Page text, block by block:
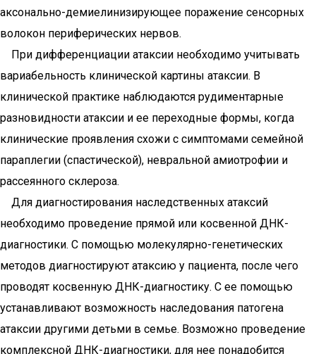
аксонально-демиелинизирующее поражение сенсорных
волокон периферических нервов.
При дифференциации атаксии необходимо учитывать
вариабельность клинической картины атаксии. В
клинической практике наблюдаются рудиментарные
разновидности атаксии и ее переходные формы, когда
клинические проявления схожи с симптомами семейной
параплегии (спастической), невральной амиотрофии и
рассеянного склероза.
Для диагностирования наследственных атаксий
необходимо проведение прямой или косвенной ДНК-
диагностики. С помощью молекулярно-генетических
методов диагностируют атаксию у пациента, после чего
проводят косвенную ДНК-диагностику. С ее помощью
устанавливают возможность наследования патогена
атаксии другими детьми в семье. Возможно проведение
комплексной ДНК-диагностики, для нее понадобится